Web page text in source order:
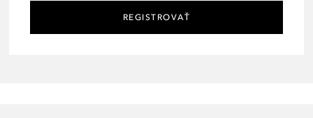
REGISTROVAŤ